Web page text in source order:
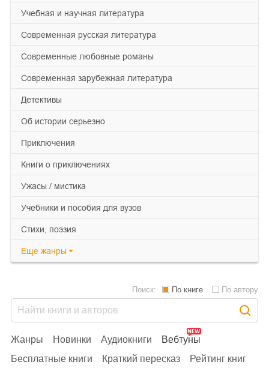
учебная и научная литература
современная русская литература
современные любовные романы
современная зарубежная литература
детективы
об истории серьезно
приключения
книги о приключениях
ужасы / мистика
учебники и пособия для вузов
cтихи, поэзия
Еще жанры
Жанры Новинки Аудиокниги
Вебтуны
Бесплатные книги
Краткий пересказ
Рейтинг книг
Поиск: По книге По автору